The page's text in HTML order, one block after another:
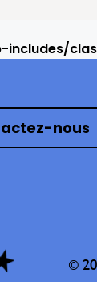
includes/
nous
©